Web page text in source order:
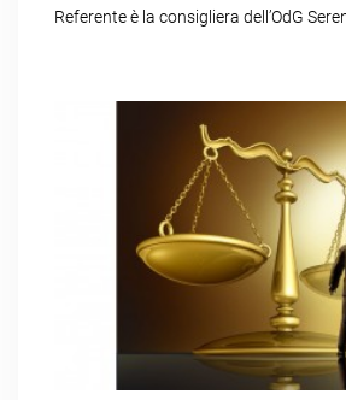
Referente è la consigliera dell’OdG